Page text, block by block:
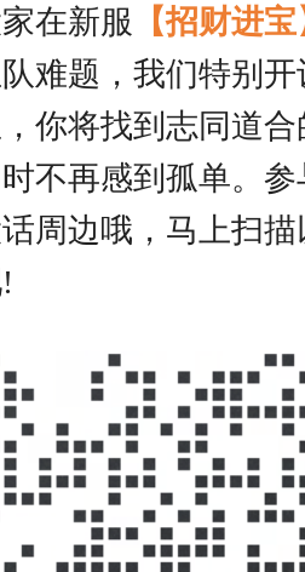
在新服
【招财进
难题，我们特别
你将找到志同道
不再感到孤单。
周边哦，马上扫